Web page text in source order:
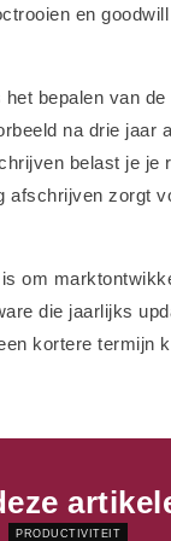
en
bepalen van de
na drie jaar
belast je je
afschrijven zorgt
om
die jaarlijks
kortere termijn
PRODUCTIVITEIT